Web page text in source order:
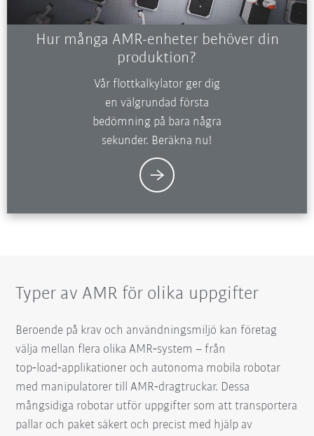
Hur många AMR-enheter behöver din
produktion?
Vår flottkalkylator ger dig
en välgrundad första
bedömning på bara några
sekunder. Beräkna nu!
Typer av AMR för olika uppgifter
Beroende på krav och användningsmiljö kan företag
välja mellan flera olika AMR‑system – från
top‑load‑applikationer och autonoma mobila robotar
med manipulatorer till AMR‑dragtruckar. Dessa
mångsidiga robotar utför uppgifter som att transportera
pallar och paket säkert och precist med hjälp av